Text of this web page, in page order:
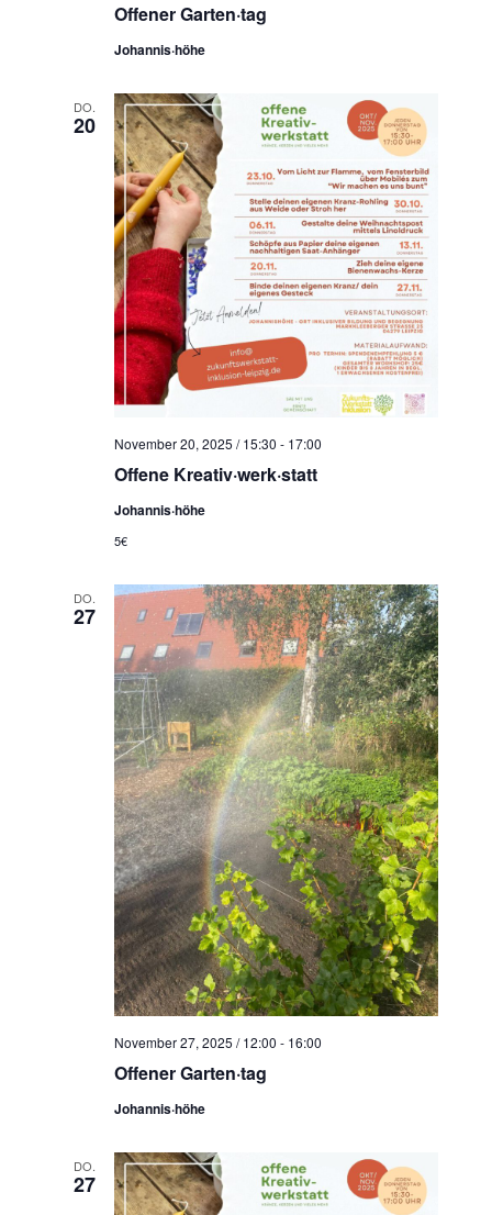
Offener Garten·tag
Johannis·höhe
DO.
20
Offene Kreativ·werk·statt
November 20, 2025 / 15:30 - 17:00
Johannis·höhe
5€
DO.
27
Offener Garten·tag
November 27, 2025 / 12:00 - 16:00
Johannis·höhe
DO.
27